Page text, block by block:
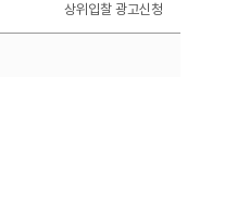
상위입찰 광고신청